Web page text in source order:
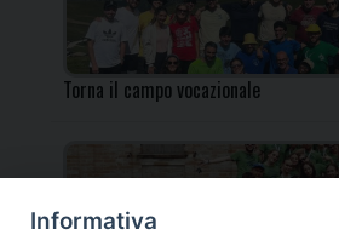
Torna il campo vocazionale
Informativa